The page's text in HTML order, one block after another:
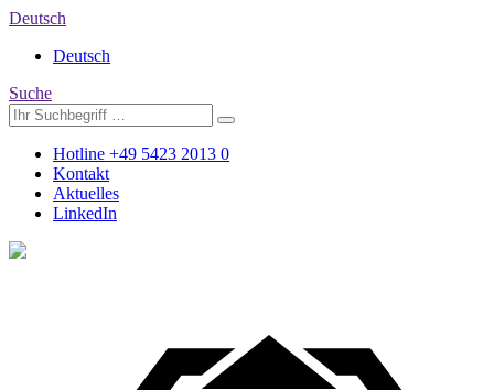
Deutsch
Deutsch
Suche
Hotline +49 5423 2013 0
Kontakt
Aktuelles
LinkedIn